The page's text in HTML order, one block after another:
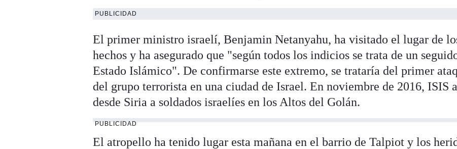
PUBLICIDAD
El primer ministro israelí, Benjamin Netanyahu, ha visitado el lugar de
hechos y ha asegurado que "según todos los indicios se trata de un
Estado Islámico". De confirmarse este extremo, se trataría del primer
del grupo terrorista en una ciudad de Israel. En noviembre de 2016, ISIS
desde Siria a soldados israelíes en los Altos del Golán.
PUBLICIDAD
El atropello ha tenido lugar esta mañana en el barrio de Talpiot y los